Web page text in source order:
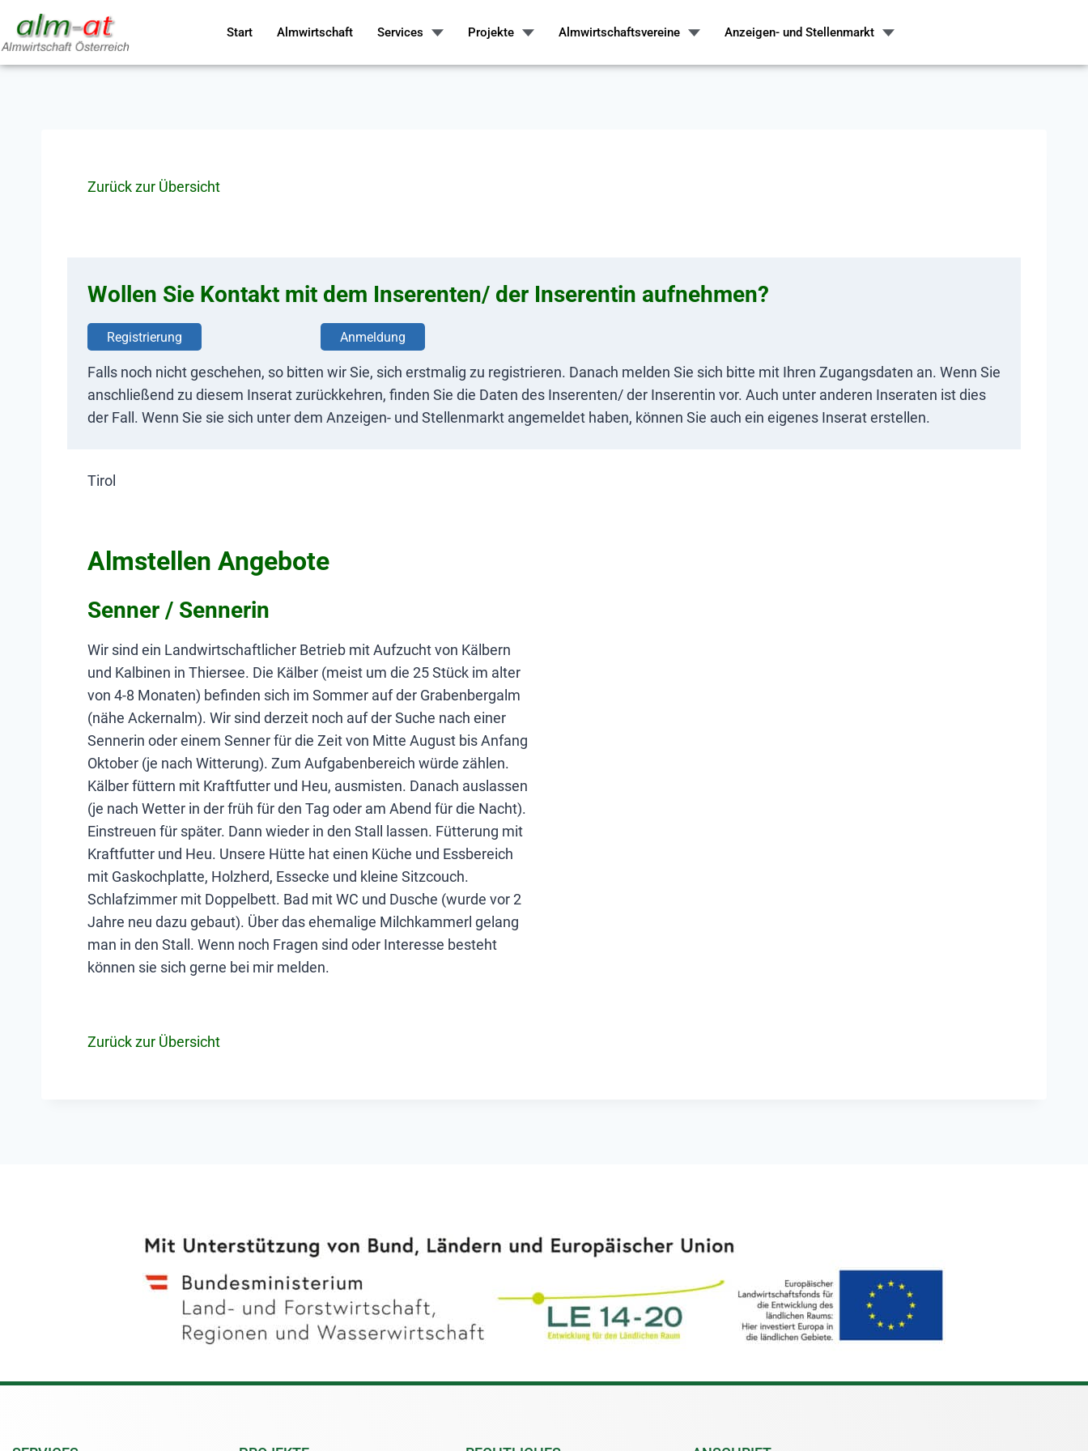
Start Almwirtschaft Services Projekte Almwirtschaftsvereine Anzeigen- und Stellenmarkt
Zurück zur Übersicht
Wollen Sie Kontakt mit dem Inserenten/ der Inserentin aufnehmen?
Registrierung Anmeldung
Falls noch nicht geschehen, so bitten wir Sie, sich erstmalig zu registrieren. Danach melden Sie sich bitte mit Ihren Zugangsdaten an. Wenn Sie
anschließend zu diesem Inserat zurückkehren, finden Sie die Daten des Inserenten/ der Inserentin vor. Auch unter anderen Inseraten ist dies
der Fall. Wenn Sie sie sich unter dem Anzeigen- und Stellenmarkt angemeldet haben, können Sie auch ein eigenes Inserat erstellen.
Tirol
Almstellen Angebote
Senner / Sennerin
Wir sind ein Landwirtschaftlicher Betrieb mit Aufzucht von Kälbern
und Kalbinen in Thiersee. Die Kälber (meist um die 25 Stück im alter
von 4-8 Monaten) befinden sich im Sommer auf der Grabenbergalm
(nähe Ackernalm). Wir sind derzeit noch auf der Suche nach einer
Sennerin oder einem Senner für die Zeit von Mitte August bis Anfang
Oktober (je nach Witterung). Zum Aufgabenbereich würde zählen.
Kälber füttern mit Kraftfutter und Heu, ausmisten. Danach auslassen
(je nach Wetter in der früh für den Tag oder am Abend für die Nacht).
Einstreuen für später. Dann wieder in den Stall lassen. Fütterung mit
Kraftfutter und Heu. Unsere Hütte hat einen Küche und Essbereich
mit Gaskochplatte, Holzherd, Essecke und kleine Sitzcouch.
Schlafzimmer mit Doppelbett. Bad mit WC und Dusche (wurde vor 2
Jahre neu dazu gebaut). Über das ehemalige Milchkammerl gelang
man in den Stall. Wenn noch Fragen sind oder Interesse besteht
können sie sich gerne bei mir melden.
Zurück zur Übersicht